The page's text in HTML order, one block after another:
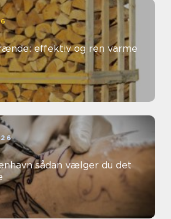
effektiv og ren varme
vælger du det